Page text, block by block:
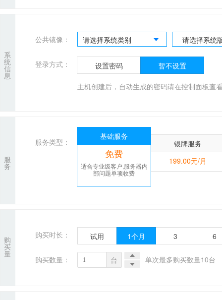
系
统
信
息
公共镜像： 请选择系统类别 请选择系统
登录方式： 设置密码 暂不设置
主机创建后，自动生成的密码请在控制面板查
服
务
服务类型：
基础服务
免费
适合专业级客户,服务器内
部问题单项收费
银牌服务
199.00元/月
购
买
量
购买时长： 试用 1个月 3 6
购买数量： 台 单次最多购买数量10台